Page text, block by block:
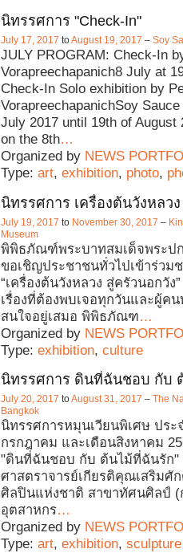
นิทรรศการ "Check-In"
July 17, 2017 toAugust 19, 2017 – Soy
JULY PROGRAM: Check-In
Vorapreechapanich8 July at
Check-In Solo exhibition by
VorapreechapanichSoy
July 2017 until 19th of August
on the 8th…
Organized by NEWS
Type: art, exhibition, photo,
นิทรรศการ เครื่องต้นวังหลว
July 19, 2017 to November 30, 2017 –
Museum
พิพิธภัณฑ์พระบาทสมเด็จพระปก
ขอเชิญประชาชนทั่วไปเข้าร่วม
“เครื่องต้นวังหลวง สู่ครัวนอกวัง
เรื่องที่ต้องพบเจอทุกวันและผู้ค
สนใจอยู่เสมอ พิพิธภัณฑ…
Organized by NEWS
Type: exhibition, culture
นิทรรศการ ดินที่ฉันชอบ กับ
July 20, 2017 toAugust 31, 2017 – The
Bangkok
นิทรรศการหมุนเวียนพิเศษ ประ
กรกฎาคม และเดือนสิงหาคม
"ดินที่ฉันชอบ กับ ต้นไม้ที่ฉันรัก"
ศาสตราจารย์เกียรติคุณเสริมศั
ศิลปินแห่งชาติ สาขาทัศนศิลป์ (
อุตสาหกร…
Organized by NEWS
Type: art, exhibition, sculpture